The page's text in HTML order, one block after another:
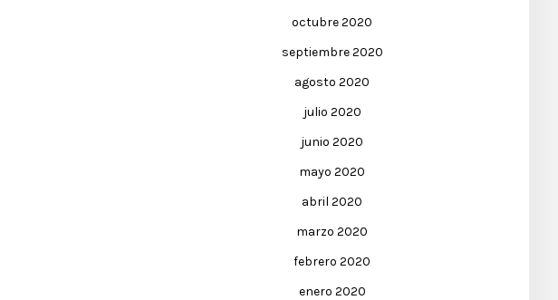
octubre 2020
septiembre 2020
agosto 2020
julio 2020
junio 2020
mayo 2020
abril 2020
marzo 2020
febrero 2020
enero 2020